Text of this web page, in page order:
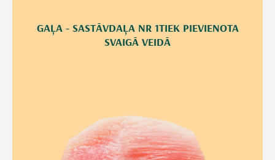
GAĻA - SASTĀVDAĻA NR 1TIEK PIEVIENOTA
SVAIGĀ VEIDĀ